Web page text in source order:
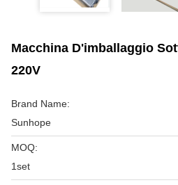
Macchina D'imballaggio
220V
Brand Name:
Sunhope
MOQ:
1set